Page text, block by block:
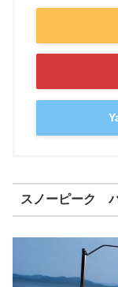
スノーピーク